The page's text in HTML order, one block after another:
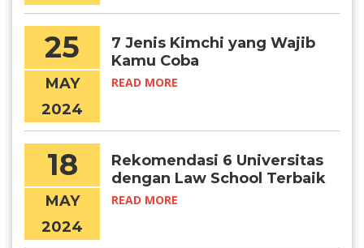
25
MAY
2024
7 Jenis Kimchi yang Wajib
Kamu Coba
READ MORE
18
MAY
2024
Rekomendasi 6 Universitas
dengan Law School Terbaik
di Korea
READ MORE